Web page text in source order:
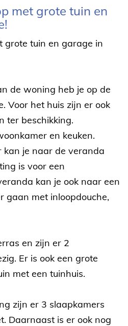
met grote tuin en
grote tuin en garage in
de woning heb je op de
Voor het huis zijn er ook
ter beschikking.
en keuken.
je naar de veranda
is voor een
kan je ook naar een
gaan met inloopdouche,
en zijn er 2
Er is ook een grote
met een tuinhuis.
zijn er 3 slaapkamers
Daarnaast is er ook nog